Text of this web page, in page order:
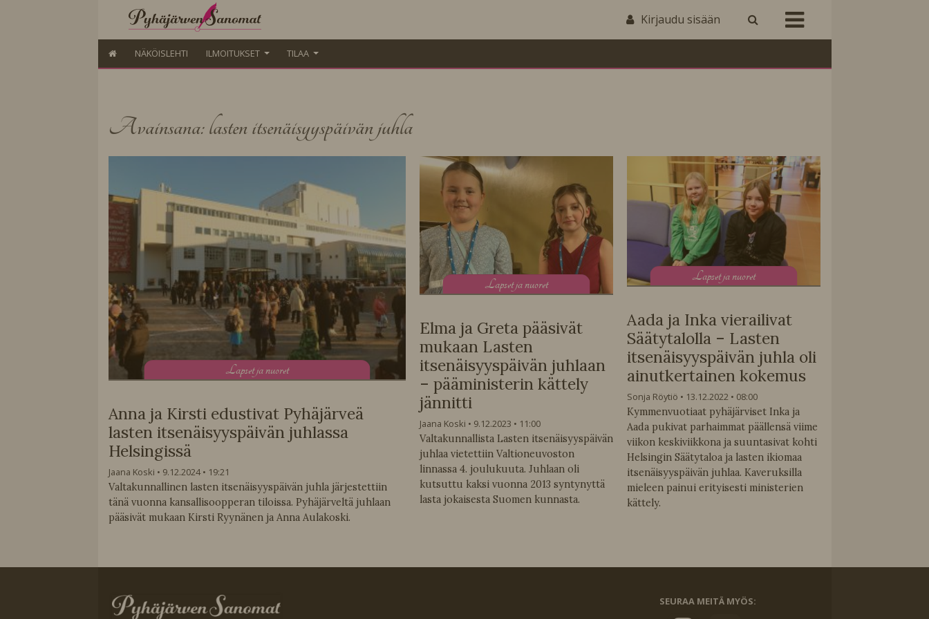
Kirjaudu sisään
NÄKÖISLEHTI ILMOITUKSET TILAA
Avainsana: lasten itsenäisyyspäivän juhla
Lapset ja nuoret
Anna ja Kirsti edustivat Pyhäjärveä
lasten itsenäisyyspäivän juhlassa
Helsingissä
Jaana Koski 9.12.2024
19:21
Valtakunnallinen lasten itsenäisyyspäivän juhla järjestettiin
tänä vuonna kansallisoopperan tiloissa. Pyhäjärveltä juhlaan
pääsivät mukaan Kirsti Ryynänen ja Anna Aulakoski.
Lapset ja nuoret
Elma ja Greta pääsivät
mukaan Lasten
itsenäisyyspäivän juhlaan
– pääministerin kättely
jännitti
Jaana Koski 9.12.2023
11:00
Valtakunnallista Lasten itsenäisyyspäivän
juhlaa vietettiin Valtioneuvoston
linnassa 4. joulukuuta. Juhlaan oli
kutsuttu kaksi vuonna 2013 syntynyttä
lasta jokaisesta Suomen kunnasta.
Lapset ja nuoret
Aada ja Inka vierailivat
Säätytalolla – Lasten
itsenäisyyspäivän juhla oli
ainutkertainen kokemus
Sonja Röytiö 13.12.2022
08:00
Kymmenvuotiaat pyhäjärviset Inka ja
Aada pukivat parhaimmat päällensä viime
viikon keskiviikkona ja suuntasivat kohti
Helsingin Säätytaloa ja lasten ikiomaa
itsenäisyyspäivän juhlaa. Kaveruksilla
mieleen painui erityisesti ministerien
kättely.
SEURAA MEITÄ MYÖS: